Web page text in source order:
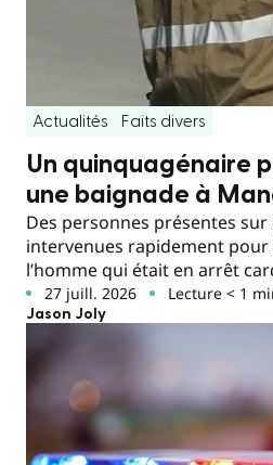
Actualités Faits divers
Un quinquagénaire
une baignade à
Des personnes présentes
intervenues rapidement
l’homme qui était en arrêt
27 juill. 2026 Lecture < 1
Jason Joly